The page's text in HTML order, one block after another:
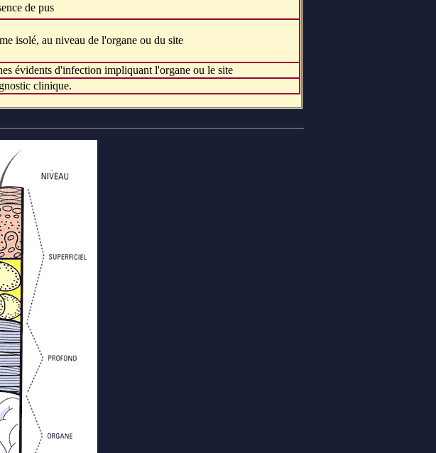
de pus
isolé, au niveau de l'organe ou du site
évidents d'infection impliquant l'organe ou le site
clinique.